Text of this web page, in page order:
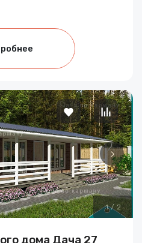
1 / 2
дома Дача 27